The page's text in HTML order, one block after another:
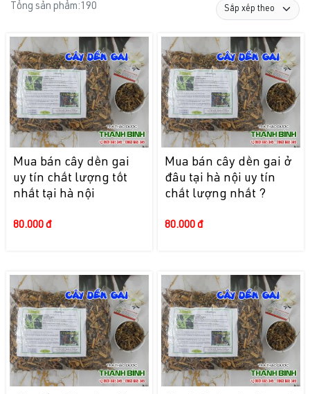
Tổng sản phẩm: 190
Mua bán cây dền gai
uy tín chất lượng tốt
nhất tại hà nội
80.000 đ
Mua bán cây dền gai ở
đâu tại hà nội uy tín
chất lượng nhất ?
80.000 đ